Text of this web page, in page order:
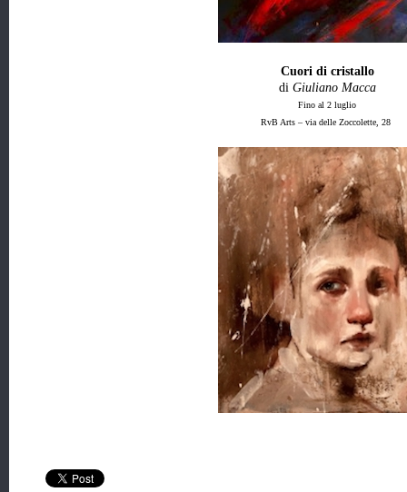
Cuori di cristallo
di Giuliano Macca
Fino al 2 luglio
RvB Arts – via delle Zoccolette, 28